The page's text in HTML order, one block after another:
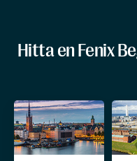
Hitta en Fenix